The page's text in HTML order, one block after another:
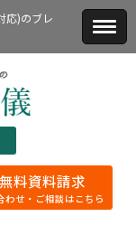
応)のブレ
無料資料請求
わせ・ご相談はこちら